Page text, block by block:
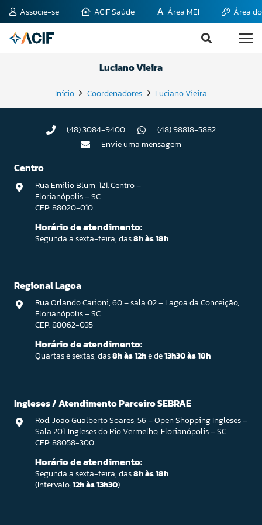
Associe-se ACIF Saúde Área MEI Área
Luciano Vieira
Início Coordenadores Luciano Vieira
(48) 3084-9400
(48) 98818-5882
Envie uma mensagem
Centro
Rua Emilio Blum, 121. Centro –
Florianópolis – SC
CEP: 88020-010
Horário de atendimento:
Segunda a sexta-feira, das8h às 18h
Regional Lagoa
Rua Orlando Carioni, 60 – sala 02 – Lagoa da Conceição,
Florianópolis – SC
CEP: 88062-035
Horário de atendimento:
Quartas e sextas, das8h às 12he de13h30 às 18h
Ingleses / Atendimento Parceiro SEBRAE
Rod. João Gualberto Soares, 56 – Open Shopping Ingleses –
Sala 201. Ingleses do Rio Vermelho, Florianópolis – SC
CEP: 88058-300
Horário de atendimento:
Segunda a sexta-feira, das8h às 18h
(Intervalo:12h às 13h30)